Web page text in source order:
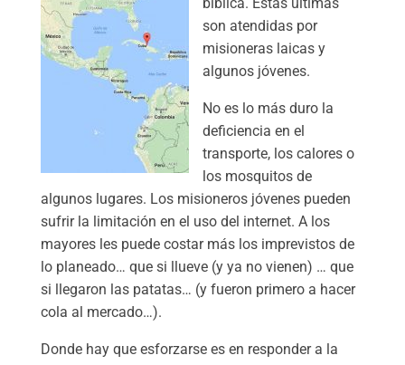
bíblica. Estas últimas
son atendidas por
misioneras laicas y
algunos jóvenes.
No es lo más duro la
deficiencia en el
transporte, los calores o
los mosquitos de
algunos lugares. Los misioneros jóvenes pueden
sufrir la limitación en el uso del internet. A los
mayores les puede costar más los imprevistos de
lo planeado… que si llueve (y ya no vienen) … que
si llegaron las patatas… (y fueron primero a hacer
cola al mercado…).
Donde hay que esforzarse es en responder a la